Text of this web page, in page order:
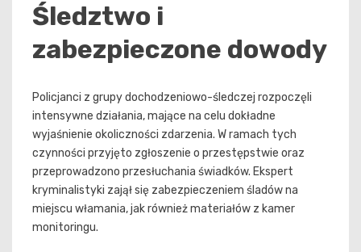
Śledztwo i
zabezpieczone dowody
Policjanci z grupy dochodzeniowo-śledczej rozpoczęli
intensywne działania, mające na celu dokładne
wyjaśnienie okoliczności zdarzenia. W ramach tych
czynności przyjęto zgłoszenie o przestępstwie oraz
przeprowadzono przesłuchania świadków. Ekspert
kryminalistyki zajął się zabezpieczeniem śladów na
miejscu włamania, jak również materiałów z kamer
monitoringu.